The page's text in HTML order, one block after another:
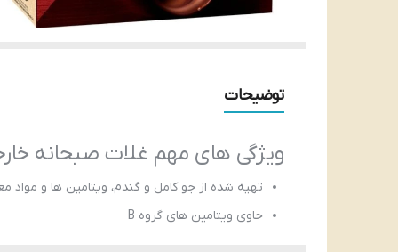
توضیحات
ویژگی های مهم غلات صبحانه
تهیه شده از جو کامل و گندم، ویتامین ها و مواد
حاوی ویتامین های گروه B